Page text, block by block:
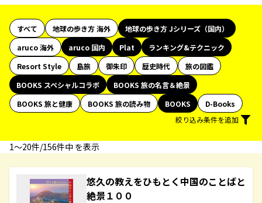
すべて 地球の歩き方 海外
地球の歩き方 Jシリーズ（国内）
aruco 海外
aruco 国内 Plat
ランキング&テクニック
Resort Style
島旅 御朱印 歴史時代
旅の図鑑
BOOKS スペシャルコラボ
BOOKS 旅の名言＆絶景
BOOKS 旅と健康
BOOKS 旅の読み物 BOOKS
D-Books
絞り込み条件を追加
1〜20件/156件中 を表示
悠久の教えをひもとく中国のことばと
絶景１００